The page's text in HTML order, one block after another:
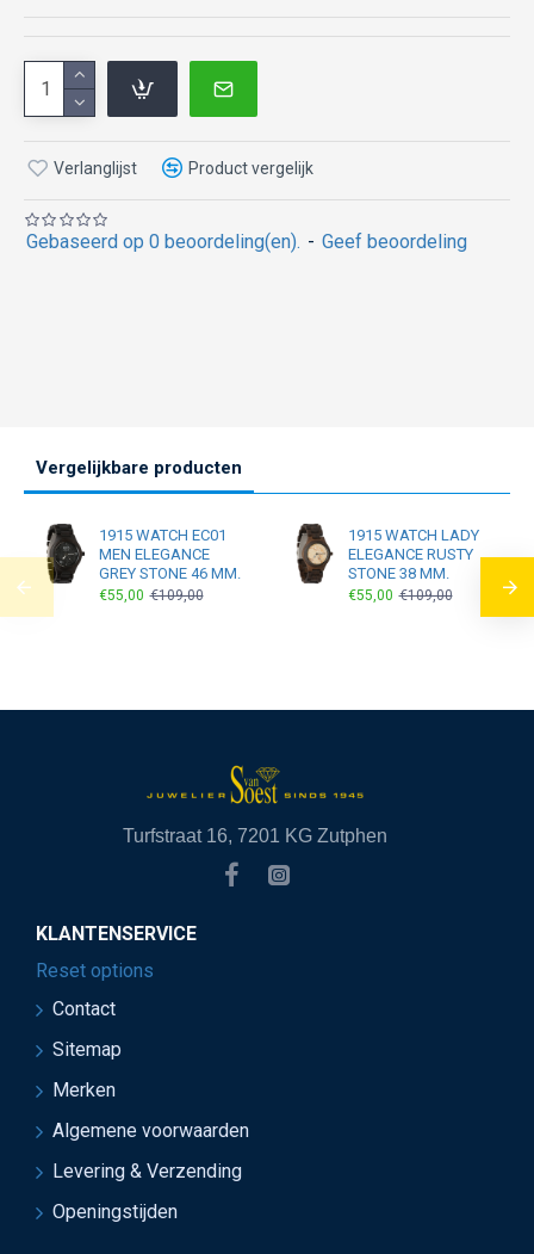
Gebaseerd op 0 beoordeling(en). - Geef beoordeling
Verlanglijst Product vergelijk
Vergelijkbare producten
1915 WATCH EC01
MEN ELEGANCE
GREY STONE 46 MM.
€55,00 €109,00
1915 WATCH LADY
ELEGANCE RUSTY
STONE 38 MM.
€55,00 €109,00
Turfstraat 16, 7201 KG Zutphen
KLANTENSERVICE
Reset options
Contact
Sitemap
Merken
Algemene voorwaarden
Levering & Verzending
Openingstijden